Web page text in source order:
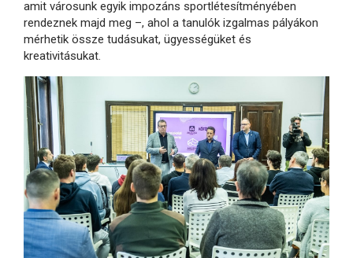
amit városunk egyik impozáns sportlétesítményében
rendeznek majd meg –, ahol a tanulók izgalmas pályákon
mérhetik össze tudásukat, ügyességüket és
kreativitásukat.